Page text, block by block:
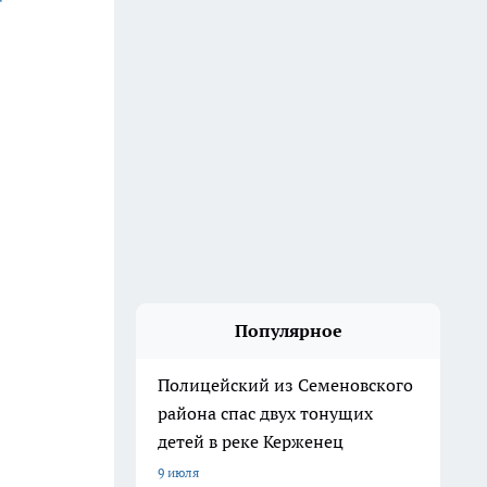
Популярное
Полицейский из Семеновского
района спас двух тонущих
детей в реке Керженец
9 июля